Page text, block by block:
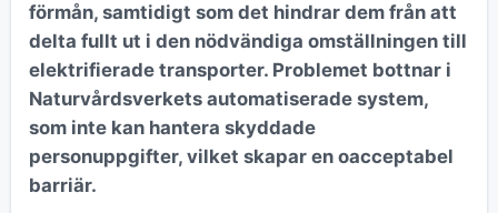
förmån, samtidigt som det hindrar dem från att
delta fullt ut i den nödvändiga omställningen till
elektrifierade transporter. Problemet bottnar i
Naturvårdsverkets automatiserade system,
som inte kan hantera skyddade
personuppgifter, vilket skapar en oacceptabel
barriär.